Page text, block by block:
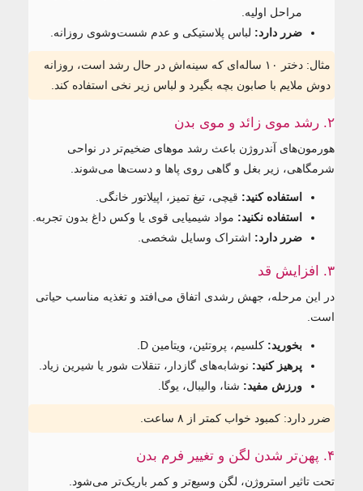
مراحل اولیه.
ضرر دارد: لباس پلاستیکی و عدم شست‌وشوی روزانه.
مثال: دختر ۱۰ ساله‌ای که سینه‌اش در حال رشد است، روزانه
دوش ملایم با صابون بچه بگیرد و لباس زیر نخی استفاده کند.
هورمون‌های آندروژن باعث رشد موهای ضخیم‌تر در نواحی
شرمگاهی، زیر بغل و گاهی روی پاها و دست‌ها می‌شوند.
استفاده کنید:قیچی، تیغ تمیز، اپیلاتور خانگی.
استفاده نکنید: مواد شیمیایی قوی یا وکس داغ بدون تجربه.
ضرر دارد: اشتراک وسایل شخصی.
در این مرحله، جهش رشدی اتفاق می‌افتد و تغذیه مناسب حیاتی
بخورید:کلسیم، پروتئین، ویتامین D.
پرهیز کنید: نوشابه‌های گازدار، تنقلات شور یا شیرین زیاد.
ورزش مفید: شنا، والیبال، یوگا.
ضرر دارد: کمبود خواب کمتر از ۸ ساعت.
تحت تاثیر استروژن، لگن وسیع‌تر و کمر باریک‌تر می‌شود.